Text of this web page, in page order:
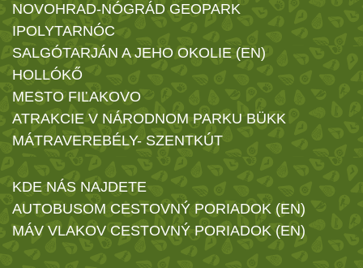
NOVOHRAD-NÓGRÁD GEOPARK
IPOLYTARNÓC
SALGÓTARJÁN A JEHO OKOLIE (EN)
HOLLÓKŐ
MESTO FIĽAKOVO
ATRAKCIE V NÁRODNOM PARKU BÜKK
MÁTRAVEREBÉLY- SZENTKÚT
KDE NÁS NAJDETE
AUTOBUSOM CESTOVNÝ PORIADOK (EN)
MÁV VLAKOV CESTOVNÝ PORIADOK (EN)